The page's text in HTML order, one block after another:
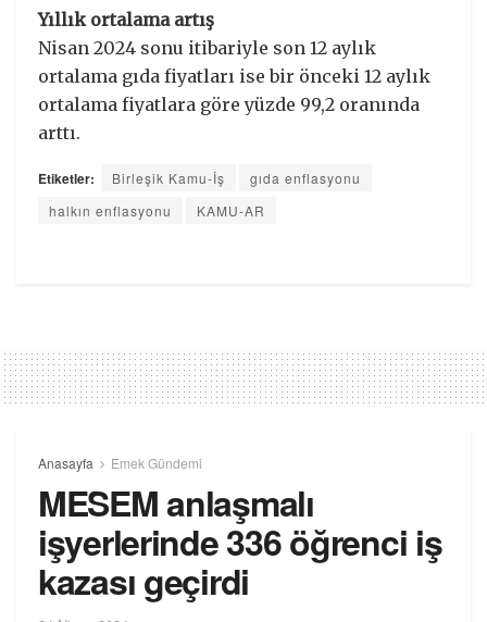
Yıllık ortalama artış
Nisan 2024 sonu itibariyle son 12 aylık
ortalama gıda fiyatları ise bir önceki 12 aylık
ortalama fiyatlara göre yüzde 99,2 oranında
arttı.
Etiketler: Birleşik Kamu-İş
gıda enflasyonu
halkın enflasyonu
KAMU-AR
Anasayfa Emek Gündemi
MESEM anlaşmalı
işyerlerinde 336 öğrenci iş
kazası geçirdi